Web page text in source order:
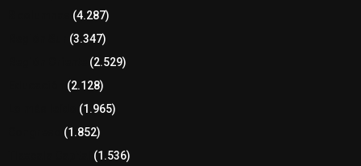
(4.287)
(3.347)
(2.529)
(2.128)
(1.965)
(1.852)
(1.536)